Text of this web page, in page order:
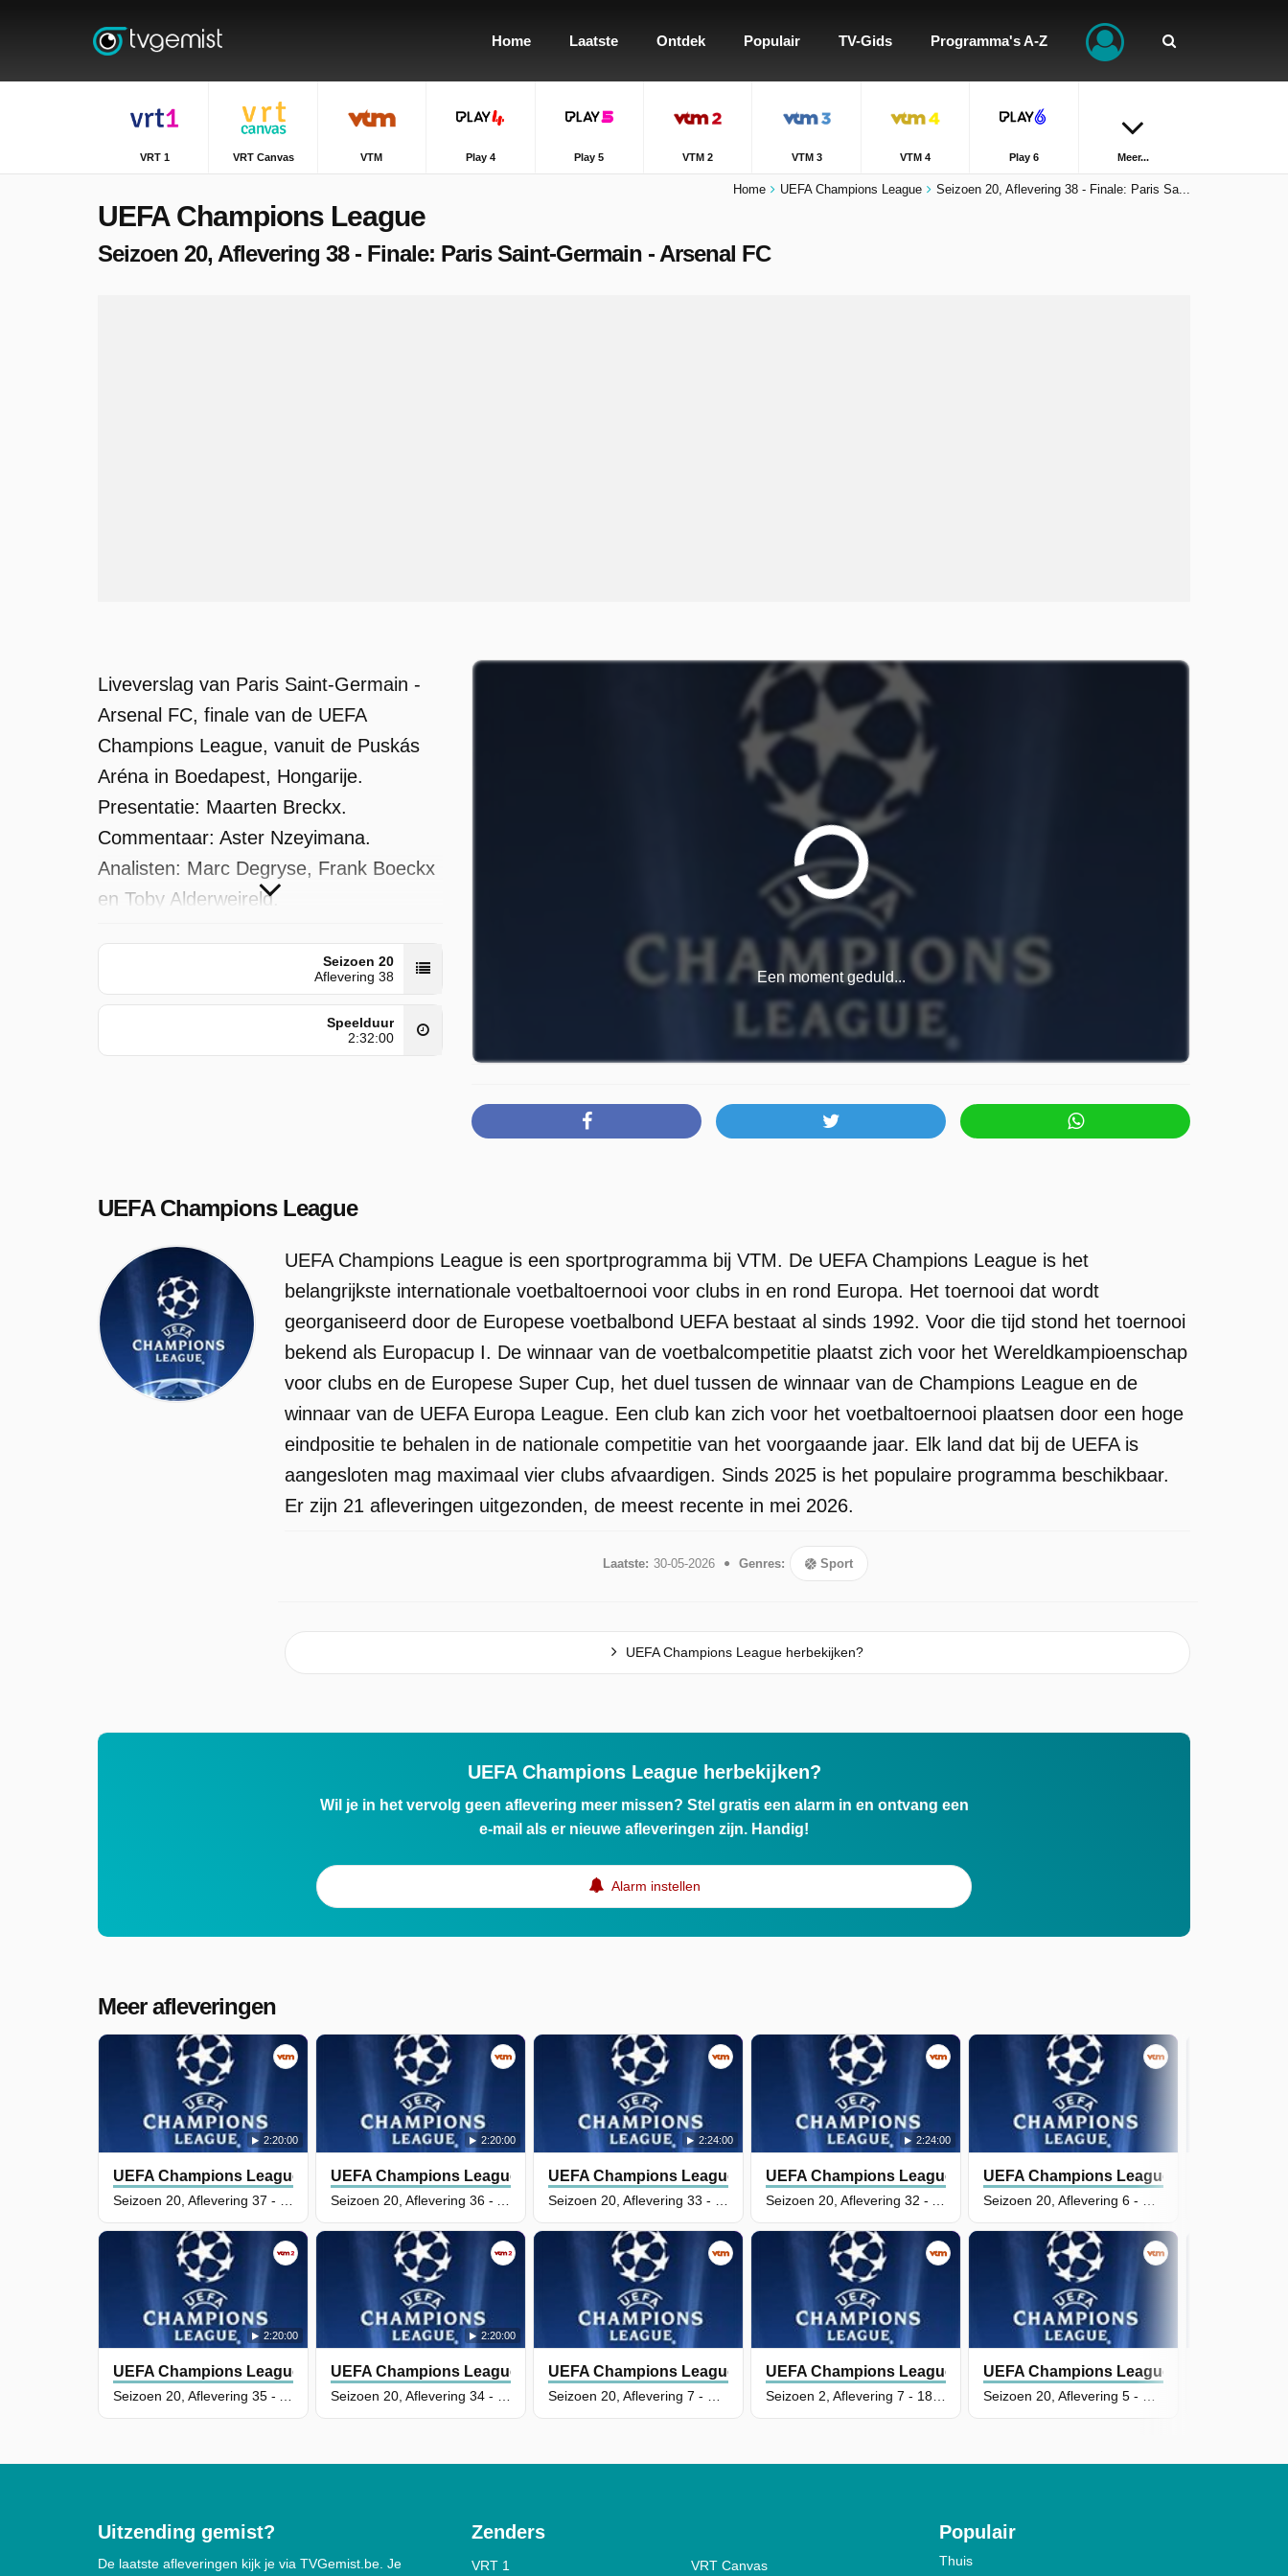
Home Laatste Ontdek Populair TV-Gids Programma's A-Z
VRT 1 VRT Canvas VTM Play 4 Play 5 VTM 2 VTM 3 VTM 4 Play 6 Meer...
Home UEFA Champions League Seizoen 20, Aflevering 38 - Finale: Paris Sa...
UEFA Champions League
Seizoen 20, Aflevering 38 - Finale: Paris Saint-Germain - Arsenal FC
Liveverslag van Paris Saint-Germain -
Arsenal FC, finale van de UEFA
Champions League, vanuit de Puskás
Aréna in Boedapest, Hongarije.
Presentatie: Maarten Breckx.
Commentaar: Aster Nzeyimana.
Analisten: Marc Degryse, Frank Boeckx
en Toby Alderweireld.
UEFA Champions League is
uitgezonden door VTM op zaterdag 30
mei 2026 om 00:00 uur.
Seizoen 20
Aflevering 38
Speelduur
2:32:00
Een moment geduld...
UEFA Champions League
UEFA Champions League is een sportprogramma bij VTM. De UEFA Champions League is het
belangrijkste internationale voetbaltoernooi voor clubs in en rond Europa. Het toernooi dat wordt
georganiseerd door de Europese voetbalbond UEFA bestaat al sinds 1992. Voor die tijd stond het toernooi
bekend als Europacup I. De winnaar van de voetbalcompetitie plaatst zich voor het Wereldkampioenschap
voor clubs en de Europese Super Cup, het duel tussen de winnaar van de Champions League en de
winnaar van de UEFA Europa League. Een club kan zich voor het voetbaltoernooi plaatsen door een hoge
eindpositie te behalen in de nationale competitie van het voorgaande jaar. Elk land dat bij de UEFA is
aangesloten mag maximaal vier clubs afvaardigen. Sinds 2025 is het populaire programma beschikbaar.
Er zijn 21 afleveringen uitgezonden, de meest recente in mei 2026.
Laatste: 30-05-2026 Genres: Sport
UEFA Champions League herbekijken?
UEFA Champions League herbekijken?
Wil je in het vervolg geen aflevering meer missen? Stel gratis een alarm in en ontvang een
e-mail als er nieuwe afleveringen zijn. Handig!
Alarm instellen
Meer afleveringen
2:20:00
UEFA Champions League
2:20:00
UEFA Champions League
2:20:00
UEFA Champions League
2:20:00
UEFA Champions League
2:24:00
UEFA Champions League
2:24:00
UEFA Champions League
UEFA Champions League UEFA Champions League
UEFA Champions League
UEFA Champions League
Uitzending gemist?
De laatste afleveringen kijk je via TVGemist.be. Je
Zenders
VRT 1 VRT Canvas
Populair
Thuis